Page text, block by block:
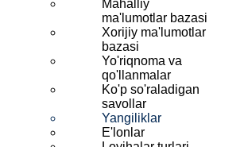
Mahalliy
ma'lumotlar bazasi
Xorijiy ma'lumotlar
bazasi
Yo'riqnoma va
qo'llanmalar
Ko'p so'raladigan
savollar
Yangiliklar
E'lonlar